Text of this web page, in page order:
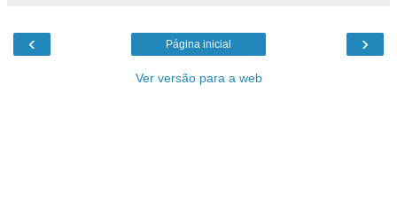
‹ ›
Página inicial
Ver versão para a web